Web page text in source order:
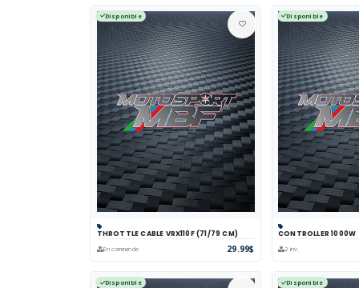
Disponible
Panier Comparer Voir
THROTTLE CABLE VRX110F (71/79 CM)
En commande 29.99$
Disponible
Panier
CONTROLLER 1000W
2 inv.
Disponible Disponible